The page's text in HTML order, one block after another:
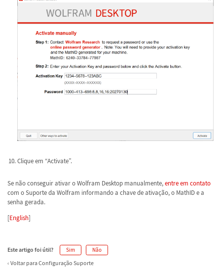
Clique em “Activate”.
Se não conseguir ativar o Wolfram Desktop manualmente,entre em contato
com o Suporte da Wolfram informando a chave de ativação, o MathID e a
senha gerada.
[English]
Este artigo foi útil? Sim Não
Voltar para Configuração Suporte